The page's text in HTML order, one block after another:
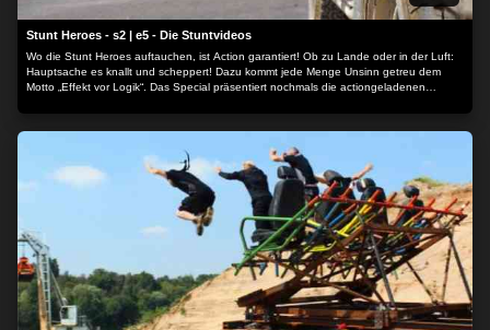
Stunt Heroes - s2 | e5 - Die Stuntvideos
Wo die Stunt Heroes auftauchen, ist Action garantiert! Ob zu Lande oder in der Luft:
Hauptsache es knallt und scheppert! Dazu kommt jede Menge Unsinn getreu dem
Motto „Effekt vor Logik“. Das Special präsentiert nochmals die actiongeladenen